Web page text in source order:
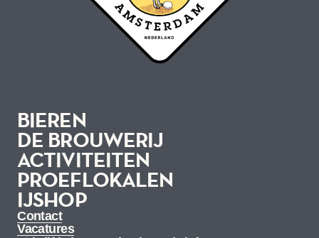
BIEREN
DE BROUWERIJ
DE BROUWERIJ
ACTIVITEITEN
ACTIVITEITEN
PROEFLOKALEN
PROEFLOKALEN
IJSHOP
IJSHOP
Contact
Vacatures